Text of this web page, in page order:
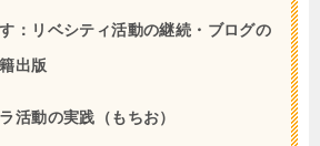
：リベシティ活動の継続・ブログの
出版
活動の実践（もちお）